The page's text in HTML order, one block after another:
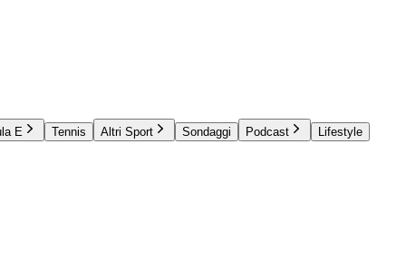
E Tennis Altri Sport Sondaggi Podcast Lifestyle